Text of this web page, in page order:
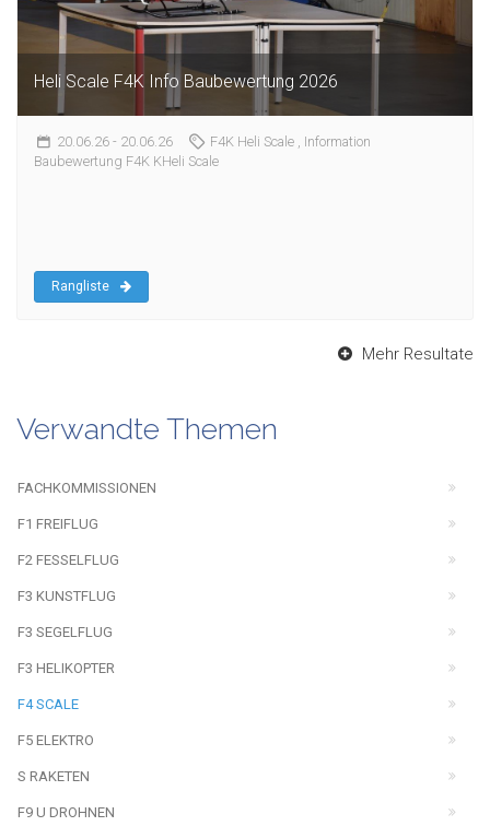
Heli Scale F4K Info Baubewertung 2026
20.06.26 - 20.06.26 F4K Heli Scale
, Information
Baubewertung F4K KHeli Scale
Rangliste
Mehr Resultate
Verwandte Themen
FACHKOMMISSIONEN
F1 FREIFLUG
F2 FESSELFLUG
F3 KUNSTFLUG
F3 SEGELFLUG
F3 HELIKOPTER
F4 SCALE
F5 ELEKTRO
S RAKETEN
F9 U DROHNEN